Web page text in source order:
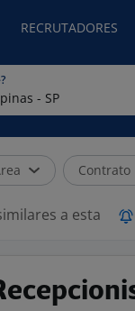
RECRUTADORES
Contrato
a esta